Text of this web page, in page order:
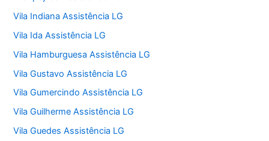
Vila Indiana Assistência LG
Vila Ida Assistência LG
Vila Hamburguesa Assistência LG
Vila Gustavo Assistência LG
Vila Gumercindo Assistência LG
Vila Guilherme Assistência LG
Vila Guedes Assistência LG